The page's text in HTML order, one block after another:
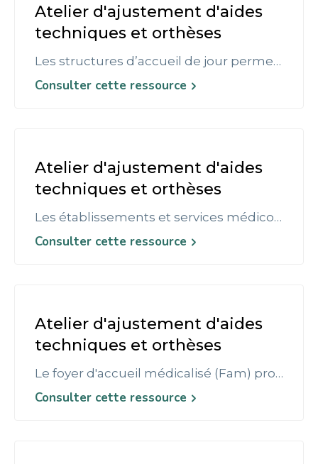
Atelier d'ajustement d'aides
techniques et orthèses
Les structures d’accueil de jour permettent à des personnes vivant à domicile d’être accueillies sur une courte période (d’une demi-journée à plusieurs jours par semaine). Ces structures sont généralement situées dans des hôpitaux gériatriques ou des Ehpad. Des structures sont spécifiquement destinées à certaines maladies neurologiques (Alzheimer, etc.).
Consulter cette ressource
Atelier d'ajustement d'aides
techniques et orthèses
Les établissements et services médico-sociaux offrent des solutions adaptées aux personnes en situation de handicap (SAVS, SAMSAH, FAM, MAS, foyers d'hébergement, foyers de vie, ...). Ces établissements et services bénéficient d’un agrément délivré par l’Agence Régionale de Santé (ARS).
Consulter cette ressource
Atelier d'ajustement d'aides
techniques et orthèses
Le foyer d'accueil médicalisé (Fam) propose un hébergement et un accompagnement à des adultes handicapés gravement dépendants qui n'arrivent pas à réaliser seuls les actes de la vie courante (se nourrir, s'habiller...). En principe, le Fam accueille des personnes un peu moins dépendantes que la population hébergée en maison d'accueil spécialisée (Mas). Toutefois, dans la pratique, les publics sont sensiblement les mêmes.
Consulter cette ressource